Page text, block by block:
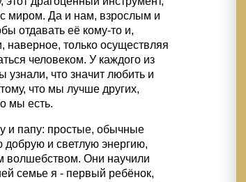
миром. Да и нам, взрослым и
отдавать её кому-то и,
наверное, только осуществляя
человеком. У каждого из
что значит любить и
что мы лучше других,
мы есть.
и папу: простые, обычные
добрую и светлую энергию,
волшебством. Они научили
семье я - первый ребёнок,